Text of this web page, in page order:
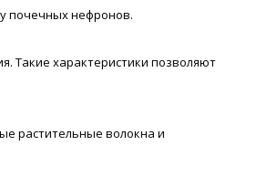
почечных нефронов.
Такие характеристики позволяют
растительные волокна и